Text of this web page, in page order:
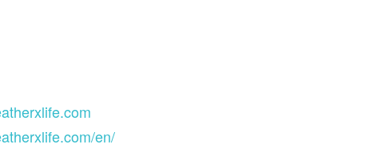
en/